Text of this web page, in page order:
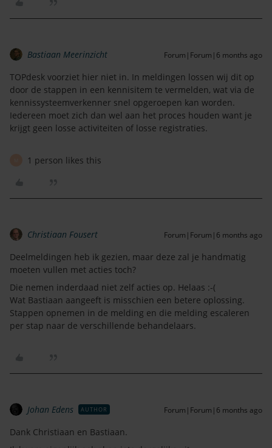
Bastiaan Meerinzicht Forum|Forum|6 months ago
TOPdesk voorziet hier niet in. In meldingen lossen wij dit op
door de stappen in een kennisitem te vermelden, wat via de
kennissysteemverkenner snel opgeroepen kan worden.
Iedereen moet zich dan wel aan het proces houden want je
krijgt geen losse activiteiten of losse registraties.
1 person likes this
Christiaan Fousert Forum|Forum|6 months ago
Deelmeldingen heb ik gezien, maar deze zal je handmatig
moeten vullen met acties toch?
Die nemen inderdaad niet zelf acties op. Helaas :-(
Wat Bastiaan aangeeft is misschien een betere oplossing.
Stappen opnemen in de melding en die melding escaleren
per stap naar de verschillende behandelaars.
Johan Edens AUTHOR Forum|Forum|6 months ago
Dank Christiaan en Bastiaan.